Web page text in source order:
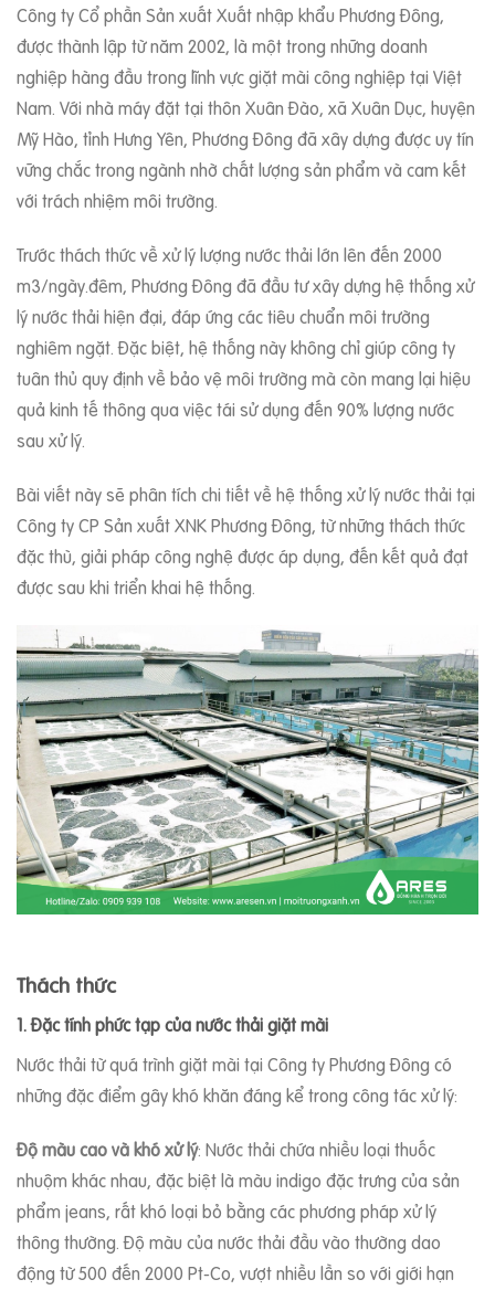
Công ty Cổ phần Sản xuất Xuất nhập khẩu Phương Đông,
được thành lập từ năm 2002, là một trong những doanh
nghiệp hàng đầu trong lĩnh vực giặt mài công nghiệp tại Việt
Nam. Với nhà máy đặt tại thôn Xuân Đào, xã Xuân Dục, huyện
Mỹ Hào, tỉnh Hưng Yên, Phương Đông đã xây dựng được uy tín
vững chắc trong ngành nhờ chất lượng sản phẩm và cam kết
với trách nhiệm môi trường.
Trước thách thức về xử lý lượng nước thải lớn lên đến 2000
m3/ngày.đêm, Phương Đông đã đầu tư xây dựng hệ thống xử
lý nước thải hiện đại, đáp ứng các tiêu chuẩn môi trường
nghiêm ngặt. Đặc biệt, hệ thống này không chỉ giúp công ty
tuân thủ quy định về bảo vệ môi trường mà còn mang lại hiệu
quả kinh tế thông qua việc tái sử dụng đến 90% lượng nước
sau xử lý.
Bài viết này sẽ phân tích chi tiết về hệ thống xử lý nước thải tại
Công ty CP Sản xuất XNK Phương Đông, từ những thách thức
đặc thù, giải pháp công nghệ được áp dụng, đến kết quả đạt
được sau khi triển khai hệ thống.
Thách thức
1. Đặc tính phức tạp của nước thải giặt mài
Nước thải từ quá trình giặt mài tại Công ty Phương Đông có
những đặc điểm gây khó khăn đáng kể trong công tác xử lý:
Độ màu cao và khó xử lý: Nước thải chứa nhiều loại thuốc
nhuộm khác nhau, đặc biệt là màu indigo đặc trưng của sản
phẩm jeans, rất khó loại bỏ bằng các phương pháp xử lý
thông thường. Độ màu của nước thải đầu vào thường dao
động từ 500 đến 2000 Pt-Co, vượt nhiều lần so với giới hạn